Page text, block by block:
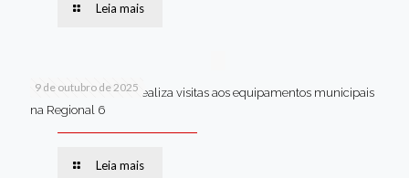
Leia mais
9 de outubro de 2025
Van dos secretários realiza visitas aos equipamentos municipais
na Regional 6
Leia mais